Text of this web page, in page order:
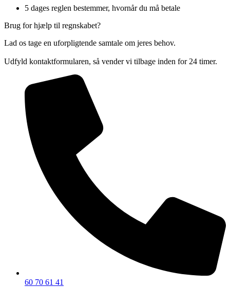
5 dages reglen bestemmer, hvornår du må betale
Brug for hjælp til regnskabet?
Lad os tage en uforpligtende samtale om jeres behov.
Udfyld kontaktformularen, så vender vi tilbage inden for 24 timer.
60 70 61 41